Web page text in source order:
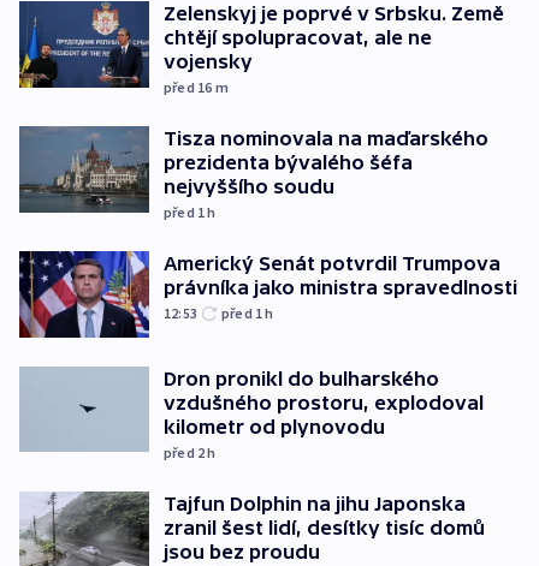
Zelenskyj je poprvé v Srbsku. Země
chtějí spolupracovat, ale ne
vojensky
před 16 m
Tisza nominovala na maďarského
prezidenta bývalého šéfa
nejvyššího soudu
před 1h
Americký Senát potvrdil Trumpova
právníka jako ministra spravedlnosti
12:53 před 1h
Dron pronikl do bulharského
vzdušného prostoru, explodoval
kilometr od plynovodu
před 2h
Tajfun Dolphin na jihu Japonska
zranil šest lidí, desítky tisíc domů
jsou bez proudu